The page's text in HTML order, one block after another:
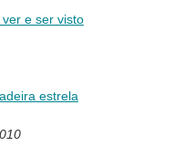
e ser visto
estrela